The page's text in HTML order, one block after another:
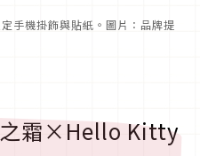
手機掛飾與貼紙。圖片：品牌提
之霜×Hello Kitty